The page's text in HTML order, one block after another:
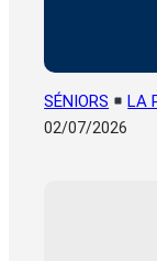
SÉNIORS LA
02/07/2026